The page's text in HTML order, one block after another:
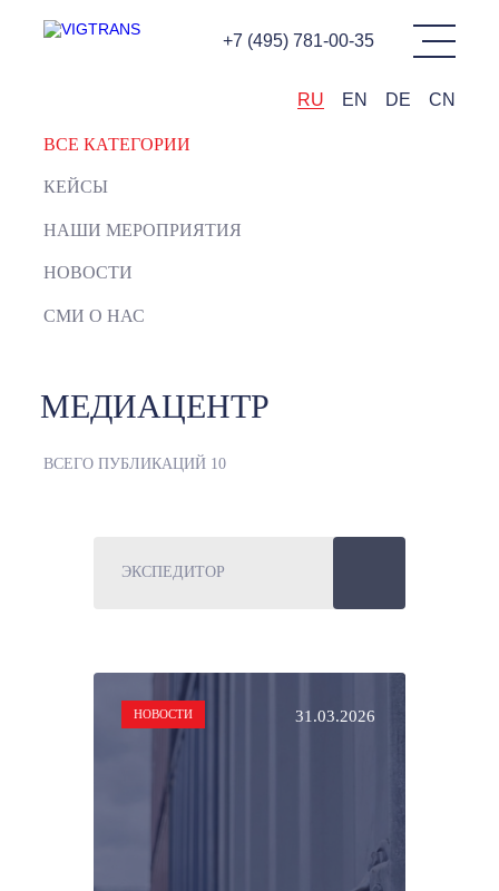
+7 (495) 781-00-35
CN
DE
EN
RU
ВСЕ КАТЕГОРИИ
КЕЙСЫ
НАШИ МЕРОПРИЯТИЯ
НОВОСТИ
СМИ О НАС
МЕДИАЦЕНТР
ВСЕГО ПУБЛИКАЦИЙ 10
НОВОСТИ 31.03.2026